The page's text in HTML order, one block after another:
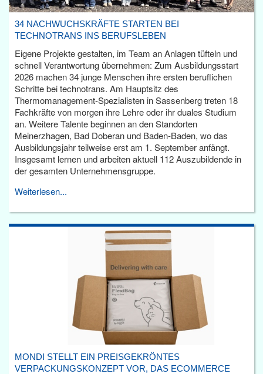
34 NACHWUCHSKRÄFTE STARTEN BEI
TECHNOTRANS INS BERUFSLEBEN
Eigene Projekte gestalten, im Team an Anlagen tüfteln und
schnell Verantwortung übernehmen: Zum Ausbildungsstart
2026 machen 34 junge Menschen ihre ersten beruflichen
Schritte bei technotrans. Am Hauptsitz des
Thermomanagement-Spezialisten in Sassenberg treten 18
Fachkräfte von morgen ihre Lehre oder ihr duales Studium
an. Weitere Talente beginnen an den Standorten
Meinerzhagen, Bad Doberan und Baden-Baden, wo das
Ausbildungsjahr teilweise erst am 1. September anfängt.
Insgesamt lernen und arbeiten aktuell 112 Auszubildende in
der gesamten Unternehmensgruppe.
Weiterlesen...
MONDI STELLT EIN PREISGEKRÖNTES
VERPACKUNGSKONZEPT VOR, DAS ECOMMERCE